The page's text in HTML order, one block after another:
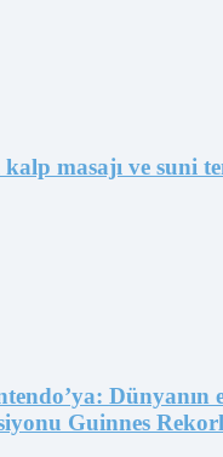
masajı ve suni
Dünyanın
Guinnes